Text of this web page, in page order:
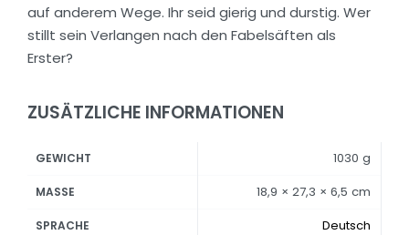
auf anderem Wege. Ihr seid gierig und durstig. Wer
stillt sein Verlangen nach den Fabelsäften als
Erster?
ZUSÄTZLICHE INFORMATIONEN
GEWICHT 1030 g
MASSE 18,9 × 27,3 × 6,5 cm
SPRACHE Deutsch